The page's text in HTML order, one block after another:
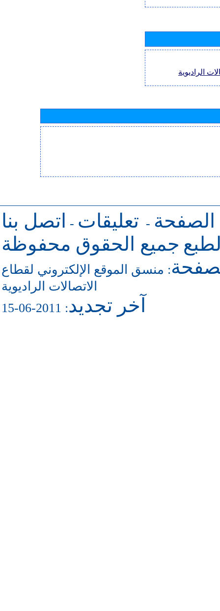
الراديوية
الصفحة - تعليقات -
اتصل بنا
جميع الحقوق محفوظة
: منسق الموقع الإلكتروني لقطاع
الاتصالات الراديوية
آخر تجديد: 2011-06-15